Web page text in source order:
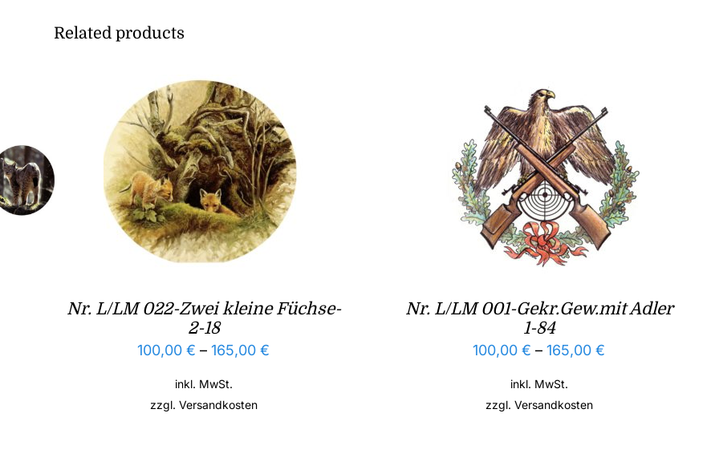
Related products
Nr. L/LM 022-Zwei kleine Füchse-
2-18
100,00€ –165,00€
inkl. MwSt.
zzgl. Versandkosten
Nr. L/LM 001-Gekr.Gew.mit Adler
1-84
100,00€ –165,00€
inkl. MwSt.
zzgl. Versandkosten